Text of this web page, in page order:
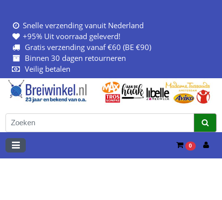
Snelle verzending vanuit Nederland
+95% Uit voorraad geleverd!
Gratis verzending vanaf €60 (BE €90)
Binnen 30 dagen retourneren
Veilig betalen
0